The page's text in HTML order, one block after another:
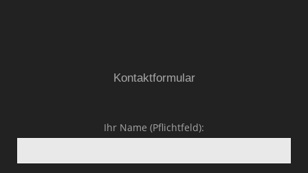
Kontaktformular
Ihr Name (Pflichtfeld):